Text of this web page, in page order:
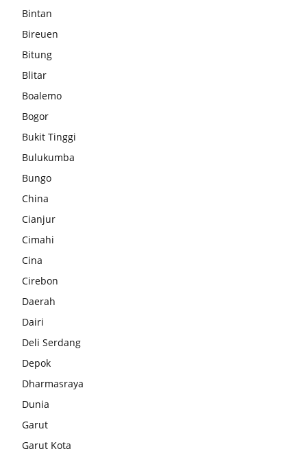
Bintan
Bireuen
Bitung
Blitar
Boalemo
Bogor
Bukit Tinggi
Bulukumba
Bungo
China
Cianjur
Cimahi
Cina
Cirebon
Daerah
Dairi
Deli Serdang
Depok
Dharmasraya
Dunia
Garut
Garut Kota